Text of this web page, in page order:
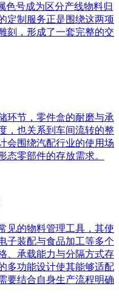
色号成为区分产线物料归
定制服务正是围绕这两项
刻，形成了一套完整的交
环节，零件盒的耐磨与承
，也关系到车间流转的整
会围绕汽配行业的使用场
态零部件的存放需求。
见的物料管理工具，其使
子装配与食品加工等多个
、承载能力与分隔方式存
多功能设计使其能够适配
要结合自身生产流程明确